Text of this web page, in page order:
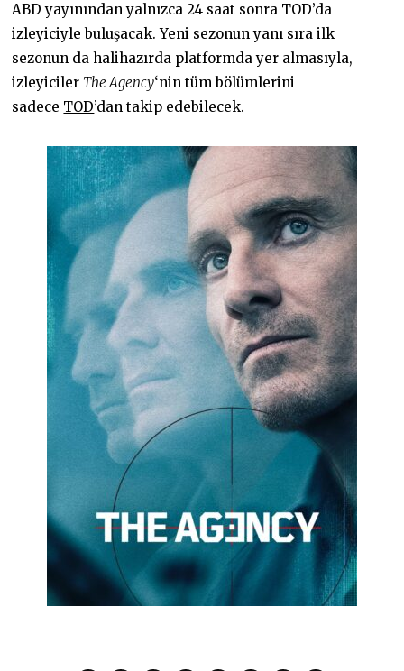
ABD yayınından yalnızca 24 saat sonra TOD’da
izleyiciyle buluşacak. Yeni sezonun yanı sıra ilk
sezonun da halihazırda platformda yer almasıyla,
izleyiciler The Agency‘nin tüm bölümlerini
sadece TOD’dan takip edebilecek.